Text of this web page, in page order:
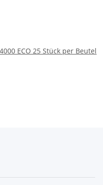
ECO 25 Stück per Beutel